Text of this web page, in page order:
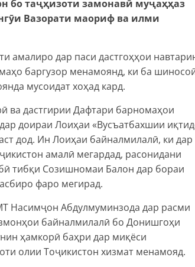
бо таҷҳизоти замонавӣ муҷаҳҳаз
Вазорати маориф ва илми
амалиро дар паси дастгоҳҳои
баргузор менамоянд, ки ба
мусоидат хоҳад кард.
ва дастгирии Дафтари барномаҳои
доираи Лоиҳаи «Вусъатбахшии
дод. Ин Лоиҳаи байналмилалӣ, ки дар
амалӣ мегардад, расонидани
тибқи Созишномаи Балон дар бораи
фаро мегирад.
Насимҷон Абдулмуминзода дар расми
байналмилалӣ бо Донишгоҳи
ҳамкорӣ баҳри дар миқёси
олии Тоҷикистон хизмат менамояд.